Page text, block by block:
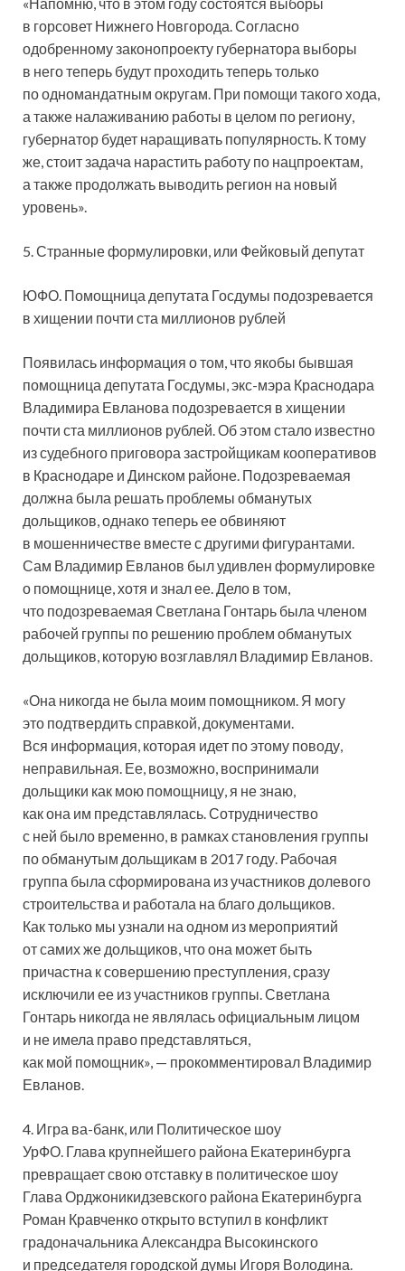
в горсовет Нижнего Новгорода. Согласно
одобренному законопроекту губернатора выборы
в него теперь будут проходить теперь только
по одномандатным округам. При помощи такого хода,
а также налаживанию работы в целом по региону,
губернатор будет наращивать популярность. К тому
же, стоит задача нарастить работу по нацпроектам,
а также продолжать выводить регион на новый
уровень».
5. Странные формулировки, или Фейковый депутат
ЮФО. Помощница депутата Госдумы подозревается
в хищении почти ста миллионов рублей
Появилась информация о том, что якобы бывшая
помощница депутата Госдумы, экс-мэра Краснодара
Владимира Евланова подозревается в хищении
почти ста миллионов рублей. Об этом стало известно
из судебного приговора застройщикам кооперативов
в Краснодаре и Динском районе. Подозреваемая
должна была решать проблемы обманутых
дольщиков, однако теперь ее обвиняют
в мошенничестве вместе с другими фигурантами.
Сам Владимир Евланов был удивлен формулировке
о помощнице, хотя и знал ее. Дело в том,
что подозреваемая Светлана Гонтарь была членом
рабочей группы по решению проблем обманутых
дольщиков, которую возглавлял Владимир Евланов.
«Она никогда не была моим помощником. Я могу
это подтвердить справкой, документами.
Вся информация, которая идет по этому поводу,
неправильная. Ее, возможно, воспринимали
дольщики как мою помощницу, я не знаю,
как она им представлялась. Сотрудничество
с ней было временно, в рамках становления группы
по обманутым дольщикам в 2017 году. Рабочая
группа была сформирована из участников долевого
строительства и работала на благо дольщиков.
Как только мы узнали на одном из мероприятий
от самих же дольщиков, что она может быть
причастна к совершению преступления, сразу
исключили ее из участников группы. Светлана
Гонтарь никогда не являлась официальным лицом
и не имела право представляться,
как мой помощник», — прокомментировал Владимир
Евланов.
4. Игра ва-банк, или Политическое шоу
УрФО. Глава крупнейшего района Екатеринбурга
превращает свою отставку в политическое шоу
Глава Орджоникидзевского района Екатеринбурга
Роман Кравченко открыто вступил в конфликт
градоначальника Александра Высокинского
и председателя городской думы Игоря Володина.